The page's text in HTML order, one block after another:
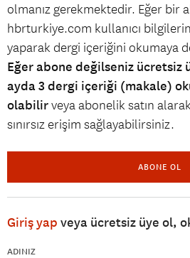
olmanız gerekmektedir. Eğer bir
hbrturkiye.com kullanıcı
yaparak dergi içeriğini okumaya
Eğer abone değilseniz ücretsiz
ayda 3 dergi içeriği (makale)
olabilirveya abonelik satın
sınırsız erişim sağlayabilirsiniz.
ABONE OL
Giriş yap veya ücretsiz üye ol,
ADINIZ